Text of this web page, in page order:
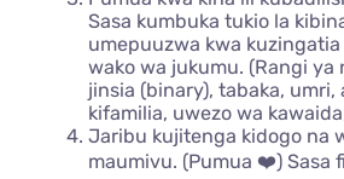
Sasa kumbuka tukio la
umepuuzwa kwa
wako wa jukumu. (Rangi ya
jinsia (binary), tabaka, umri,
kifamilia, uwezo wa
Jaribu kujitenga kidogo na
maumivu. (Pumua ❤️) Sasa